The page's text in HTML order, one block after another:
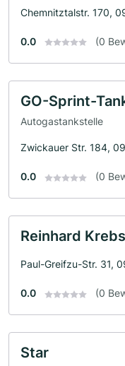
Chemnitztalstr. 170,
0.0 (0
GO-Sprint-
Autogastankstelle
Zwickauer Str. 184,
0.0 (0
Reinhard
Paul-Greifzu-Str. 31,
0.0 (0
Star